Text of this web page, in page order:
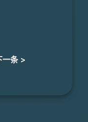
一条 >